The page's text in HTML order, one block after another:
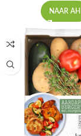
NAAR AH